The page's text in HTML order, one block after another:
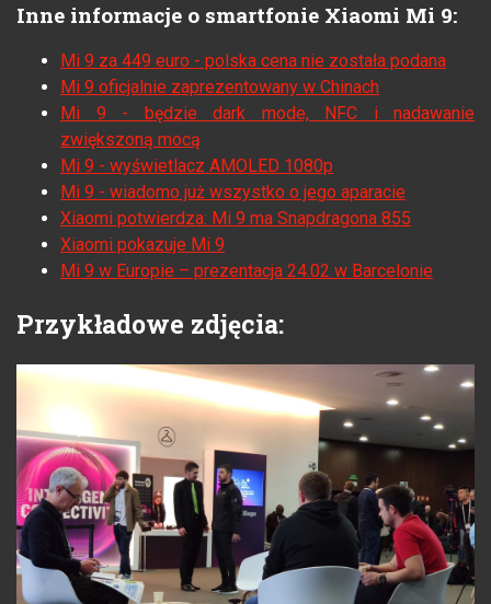
Inne informacje o smartfonie Xiaomi Mi 9:
Mi 9 za 449 euro - polska cena nie została podana
Mi 9 oficjalnie zaprezentowany w Chinach
Mi 9 - będzie dark mode, NFC i nadawanie
zwiększoną mocą
Mi 9 - wyświetlacz AMOLED 1080p
Mi 9 - wiadomo już wszystko o jego aparacie
Xiaomi potwierdza: Mi 9 ma Snapdragona 855
Xiaomi pokazuje Mi 9
Mi 9 w Europie – prezentacja 24.02 w Barcelonie
Przykładowe zdjęcia: